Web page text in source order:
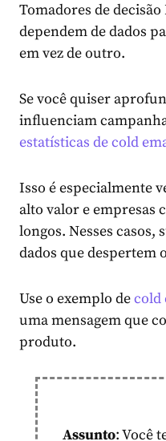
Tomadores de
dependem de dados
em vez de outro.
Se você quiser
influenciam
estatísticas de cold
Isso é especialmente
alto valor e empresas
longos. Nesses casos,
dados que despertem
Use o exemplo decold
uma mensagem que
produto.
Assunto: Você